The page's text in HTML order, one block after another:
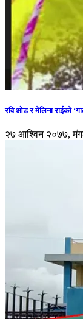
रवि ओड र मेलिना राईको
२७ आश्विन २०७७,